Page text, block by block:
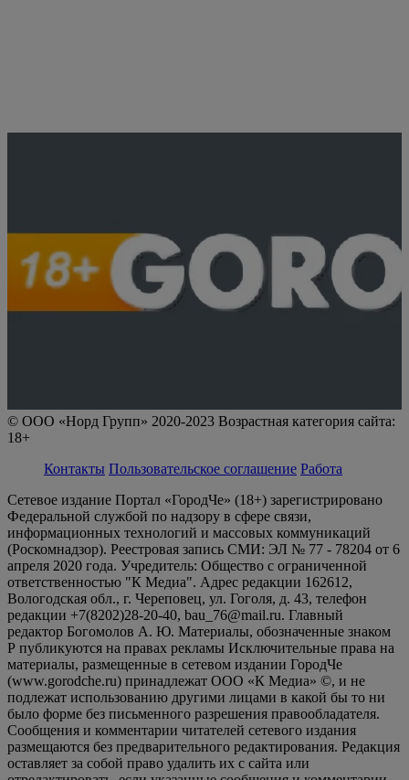
© ООО «Норд Групп» 2020-2023 Возрастная категория сайта:
18+
Контакты Пользовательское соглашение Работа
Сетевое издание Портал «ГородЧе» (18+) зарегистрировано
Федеральной службой по надзору в сфере связи,
информационных технологий и массовых коммуникаций
(Роскомнадзор). Реестровая запись СМИ: ЭЛ № 77 - 78204 от 6
апреля 2020 года. Учредитель: Общество с ограниченной
ответственностью "К Медиа". Адрес редакции 162612,
Вологодская обл., г. Череповец, ул. Гоголя, д. 43, телефон
редакции +7(8202)28-20-40, bau_76@mail.ru. Главный
редактор Богомолов А. Ю. Материалы, обозначенные знаком
Р публикуются на правах рекламы Исключительные права на
материалы, размещенные в сетевом издании ГородЧе
(www.gorodche.ru) принадлежат ООО «К Медиа» ©, и не
подлежат использованию другими лицами в какой бы то ни
было форме без письменного разрешения правообладателя.
Сообщения и комментарии читателей сетевого издания
размещаются без предварительного редактирования. Редакция
оставляет за собой право удалить их с сайта или